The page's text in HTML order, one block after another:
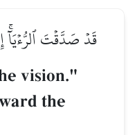
قَدۡ صَدَّقۡتَ ٱلرُّءۡيَآۚ
vision."
the